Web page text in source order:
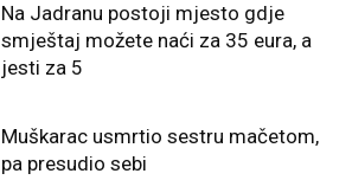
Na Jadranu postoji mjesto gdje
smještaj možete naći za 35 eura, a
jesti za 5
Muškarac usmrtio sestru mačetom,
pa presudio sebi